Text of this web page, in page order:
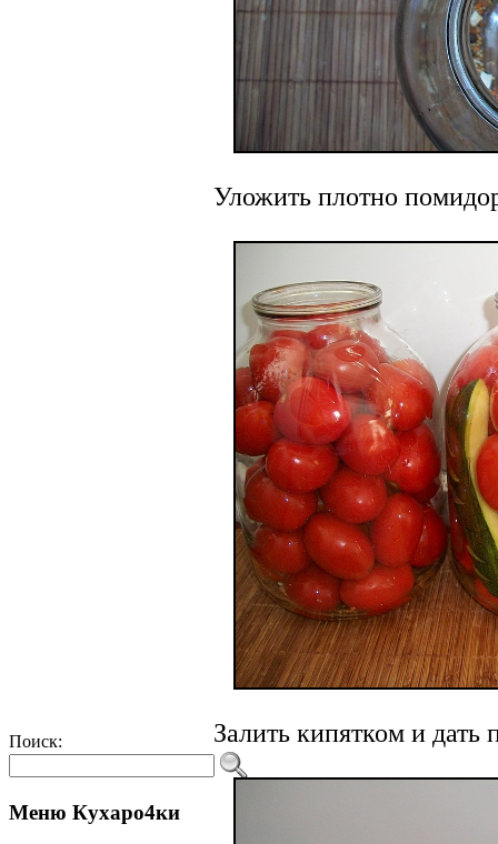
Поиск:
Меню Кухаро4ки
Уложить плотно
Залить кипятком и дать